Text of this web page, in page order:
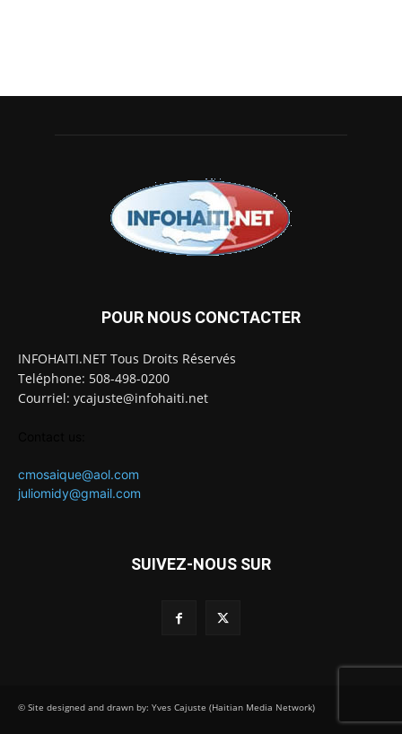
POUR NOUS CONCTACTER
INFOHAITI.NET Tous Droits Réservés
Teléphone: 508-498-0200
Courriel: ycajuste@infohaiti.net
cmosaique@aol.com
juliomidy@gmail.com
SUIVEZ-NOUS SUR
© Site designed and drawn by: Yves Cajuste (Haitian Media Network)